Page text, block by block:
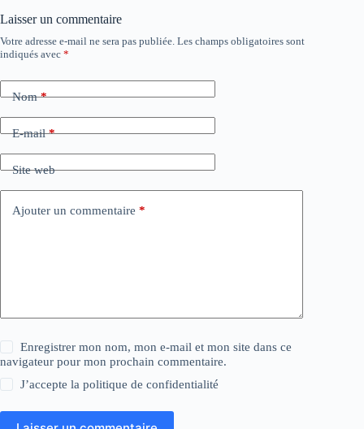
Laisser un commentaire
Votre adresse e-mail ne sera pas publiée. Les champs obligatoires sont
indiqués avec *
Nom*
E-mail*
Site web
Ajouter un commentaire *
Enregistrer mon nom, mon e-mail et mon site dans ce
navigateur pour mon prochain commentaire.
J’accepte lapolitique de confidentialité